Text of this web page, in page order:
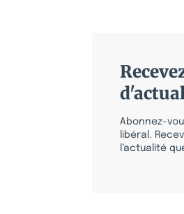
Abonnez-
libéral.
l’actualité